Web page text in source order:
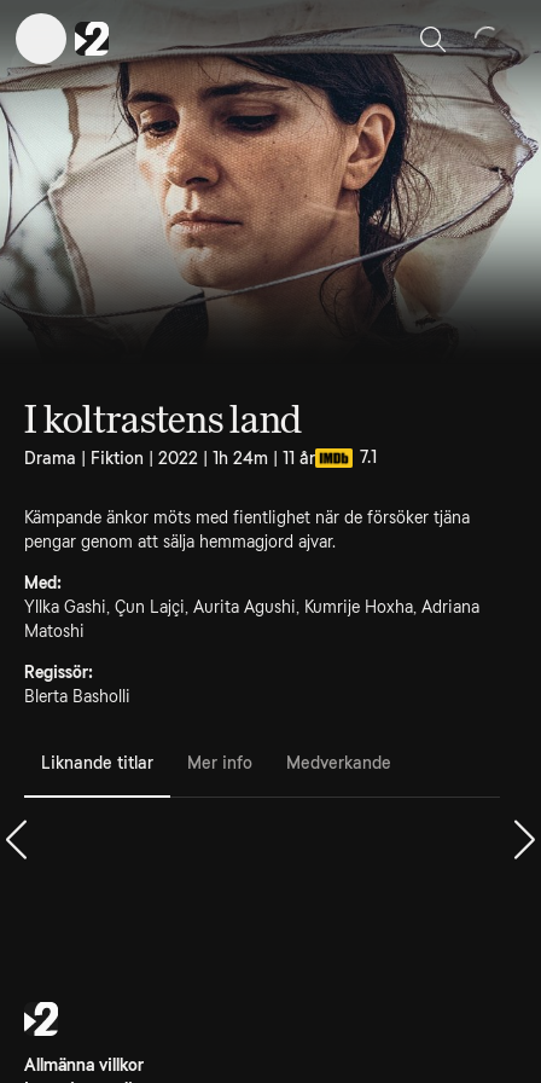
Sök
I koltrastens land
Drama | Fiktion | 2022 | 1h 24m | 11 år 7.1
Kämpande änkor möts med fientlighet när de försöker tjäna
pengar genom att sälja hemmagjord ajvar.
Med:
Yllka Gashi, Çun Lajçi, Aurita Agushi, Kumrije Hoxha, Adriana
Matoshi
Regissör:
Blerta Basholli
Liknande titlar Mer info Medverkande
Allmänna villkor